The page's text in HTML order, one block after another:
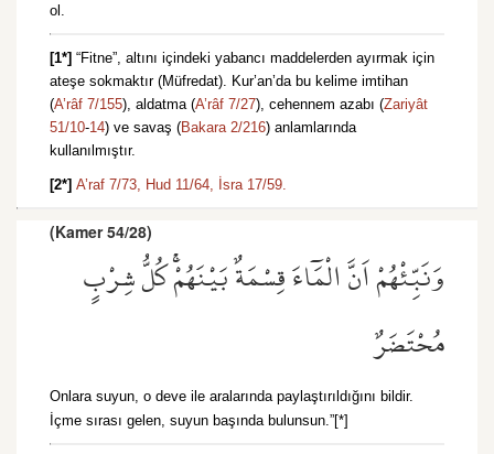
ol.
[1*] “Fitne”, altını içindeki yabancı maddelerden ayırmak için
ateşe sokmaktır (Müfredat). Kur’an’da bu kelime imtihan
(A’râf 7/155), aldatma (A’râf 7/27), cehennem azabı (Zariyât
51/10-14) ve savaş (Bakara 2/216) anlamlarında
kullanılmıştır.
[2*] A’raf 7/73, Hud 11/64, İsra 17/59.
(Kamer 54/28)
وَنَبِّئْهُمْ اَنَّ الْمَٓاءَ قِسْمَةٌ بَيْنَهُمْۚ كُلُّ شِرْبٍ
مُحْتَضَرٌ
Onlara suyun, o deve ile aralarında paylaştırıldığını bildir.
İçme sırası gelen, suyun başında bulunsun.”[*]